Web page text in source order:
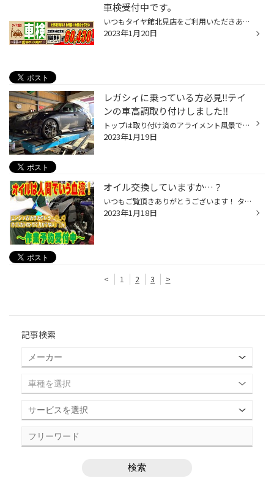
車検受付中です。
いつもタイヤ館北見店をご利用いただきありがとうございます。(^o^) これから車検を控えてる方にタイヤ館北見店からのご案内です！ 車検をどこで受けようかな～と結構悩みますよね(-"-) タイヤ館北見店では車検も実施してます。 車検金額及び車検までの流れをご説明します。 ＜基本料金＞ 軽自動車 ...
2023年1月20日
レガシィに乗っている方必見‼︎テイ
ンの車高調取り付けしました‼︎
トップは取り付け済のアライメント風景です（−＿−；） 作業が早くてあまり撮れませんでした…。 今回の車両はスバル レガシィ(BM系) 取り付けした足はテイン フレックスZ もちろん足回りパーツの交換なのでアライメントもセットで作業‼︎ 現装着パーツがヘタってきた事から車高調へ交換希望との事です...
2023年1月19日
オイル交換していますか…？
いつもご覧頂きありがとうございます！ タイヤ館北見です！ 突然ですがお車のメンテナンスはきちんと実施されていますか？ 「そういえばオイル交換いつしたかな…？」なんて事はありませんか？ 定期的なオイル交換が車を長く使用するための秘訣の一つになります(^^) エンジンオイルの交換目安は5,000...
2023年1月18日
< 1 2 3 >
記事検索